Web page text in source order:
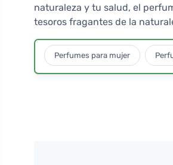
naturaleza y tu salud, el
tesoros fragantes de la
Perfumes para mujer